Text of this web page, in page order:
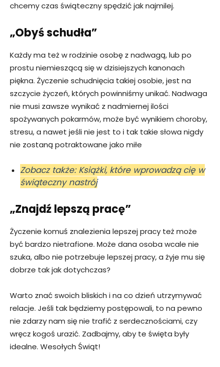
chcemy czas świąteczny spędzić jak najmilej.
„Obyś schudła”
Każdy ma też w rodzinie osobę z nadwagą, lub po
prostu niemieszącą się w dzisiejszych kanonach
piękna. Życzenie schudnięcia takiej osobie, jest na
szczycie życzeń, których powinniśmy unikać. Nadwaga
nie musi zawsze wynikać z nadmiernej ilości
spożywanych pokarmów, może być wynikiem choroby,
stresu, a nawet jeśli nie jest to i tak takie słowa nigdy
nie zostaną potraktowane jako miłe
Zobacz także: Książki, które wprowadzą cię w
świąteczny nastrój
„Znajdź lepszą pracę”
Życzenie komuś znalezienia lepszej pracy też może
być bardzo nietrafione. Może dana osoba wcale nie
szuka, albo nie potrzebuje lepszej pracy, a żyje mu się
dobrze tak jak dotychczas?
Warto znać swoich bliskich i na co dzień utrzymywać
relacje. Jeśli tak będziemy postępowali, to na pewno
nie zdarzy nam się nie trafić z serdecznościami, czy
wręcz kogoś urazić. Zadbajmy, aby te święta były
idealne. Wesołych Świąt!